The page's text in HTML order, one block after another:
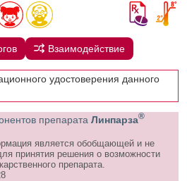
Взаимодействие
удостоверения данного
препарата Линпарза®
является обобщающей и не
принятия решения о возможности
препарата.